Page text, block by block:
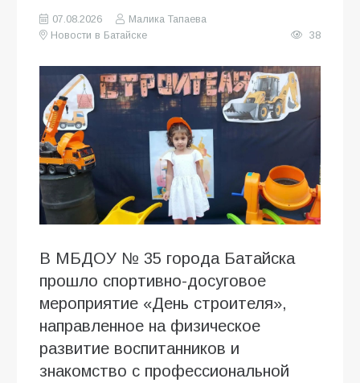
07.08.2026
Малика Тапаева
Новости в Батайске
38
В МБДОУ № 35 города Батайска
прошло спортивно-досуговое
мероприятие «День строителя»,
направленное на физическое
развитие воспитанников и
знакомство с профессиональной